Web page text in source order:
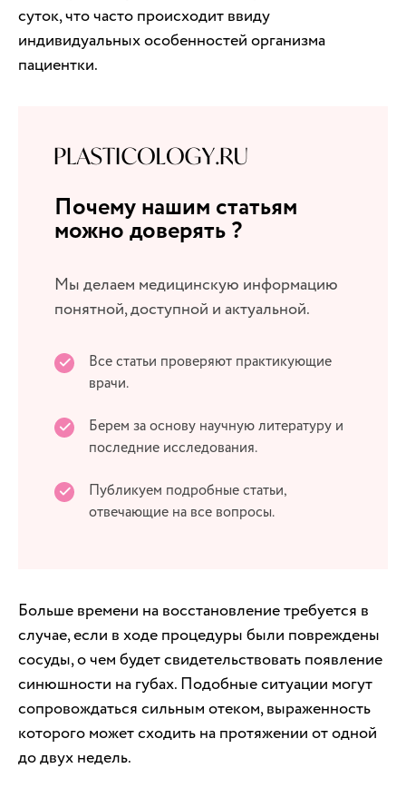
суток, что часто происходит ввиду
индивидуальных особенностей организма
пациентки.
Почему нашим статьям
можно доверять ?
Мы делаем медицинскую информацию
понятной, доступной и актуальной.
Все статьи проверяют практикующие
врачи.
Берем за основу научную литературу и
последние исследования.
Публикуем подробные статьи,
отвечающие на все вопросы.
Больше времени на восстановление требуется в
случае, если в ходе процедуры были повреждены
сосуды, о чем будет свидетельствовать появление
синюшности на губах. Подобные ситуации могут
сопровождаться сильным отеком, выраженность
которого может сходить на протяжении от одной
до двух недель.